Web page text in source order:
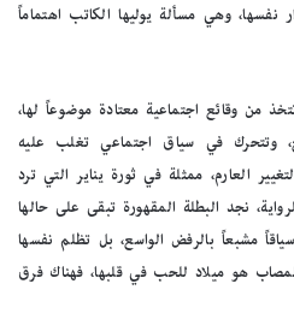
نفسها، وهي مسألة يوليها الكاتب اهتماماً
من وقائع اجتماعية معتادة موضوعاً لها،
وتتحرك في سياق اجتماعي تغلب عليه
العارم، ممثلة في ثورة يناير التي ترد
نجد البطلة المقهورة تبقى على حالها
مشبعاً بالرفض الواسع، بل تظلم نفسها
هو ميلاد للحب في قلبها، فهناك فرق